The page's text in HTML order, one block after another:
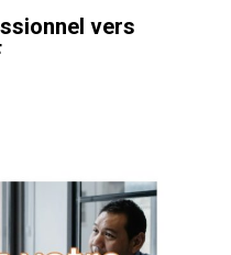
vers